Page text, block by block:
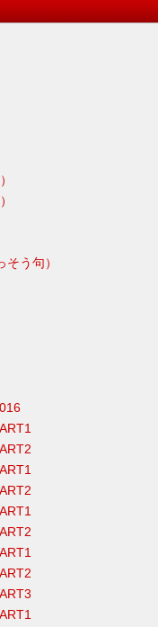
う句）